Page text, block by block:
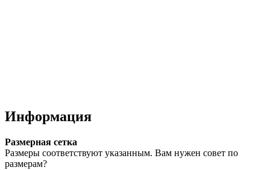
Информация
Размерная сетка
Размеры соответствуют указанным. Вам нужен совет по
размерам?